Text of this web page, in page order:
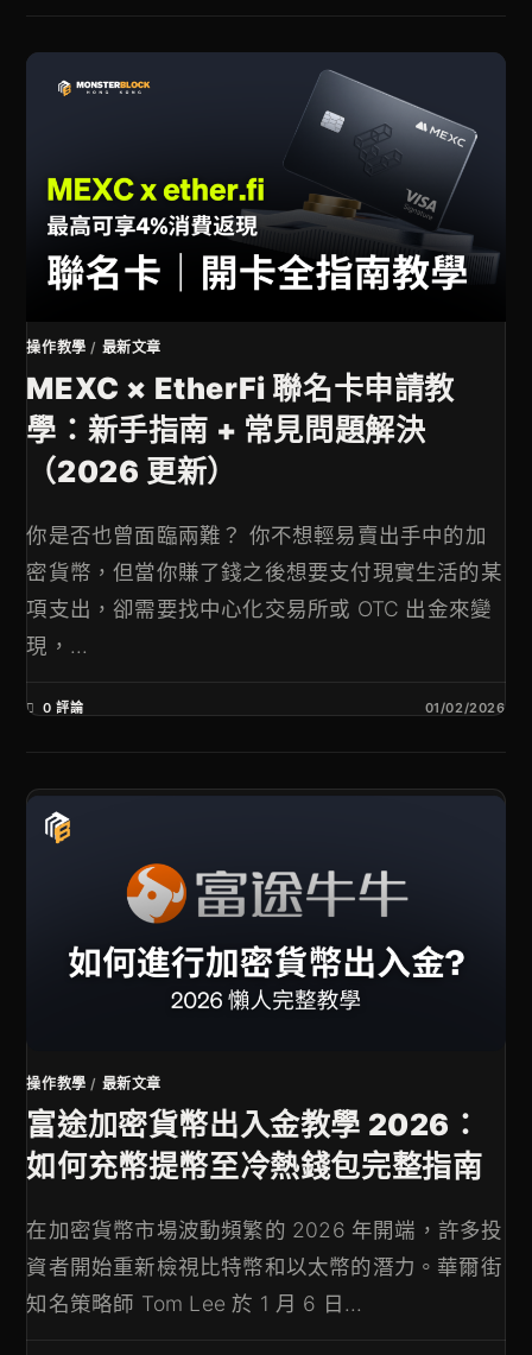
操作教學 / 最新文章
MEXC × EtherFi 聯名卡申請教
學：新手指南 + 常見問題解決
（2026 更新）
你是否也曾面臨兩難？ 你不想輕易賣出手中的加
密貨幣，但當你賺了錢之後想要支付現實生活的某
項支出，卻需要找中心化交易所或 OTC 出金來變
現，...
0 評論 01/02/2026
操作教學 / 最新文章
富途加密貨幣出入金教學 2026：
如何充幣提幣至冷熱錢包完整指南
在加密貨幣市場波動頻繁的 2026 年開端，許多投
資者開始重新檢視比特幣和以太幣的潛力。華爾街
知名策略師 Tom Lee 於 1 月 6 日...